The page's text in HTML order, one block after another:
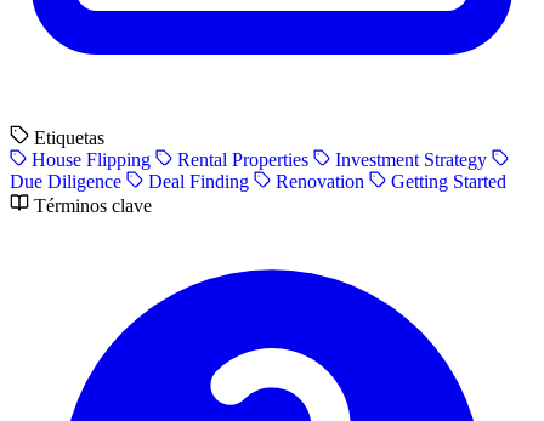
Etiquetas
House Flipping
Rental Properties
Investment Strategy
Due Diligence
Deal Finding Renovation
Getting Started
Términos clave